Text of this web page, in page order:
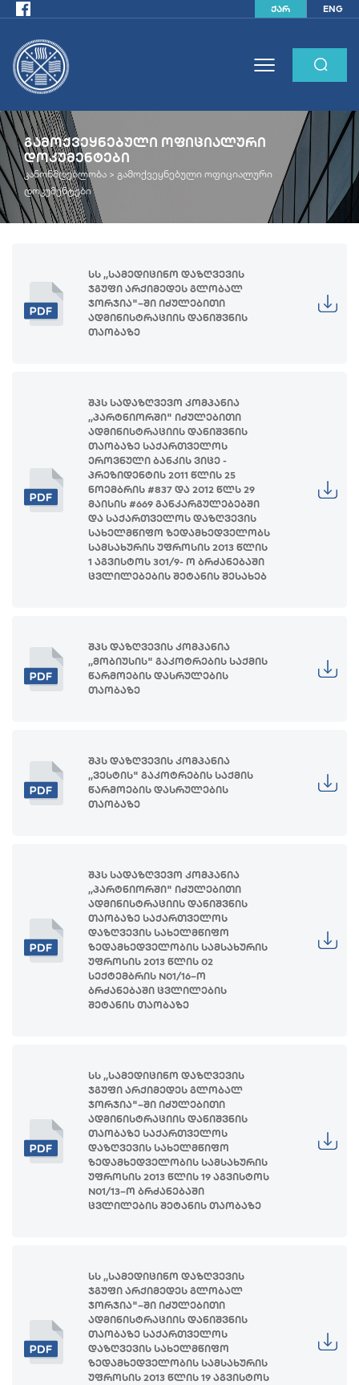
ქარ ENG
ᲒᲐᲛᲝᲥᲕᲔᲧᲜᲔᲑᲣᲚᲘ ᲝᲤᲘᲪᲘᲐᲚᲣᲠᲘ
ᲓᲝᲙᲣᲛᲔᲜᲢᲔᲑᲘ
კანონმდებლობა > გამოქვეყნებული ოფიციალური
დოკუმენტები
სს ,,სამედიცინო დაზღვევის
ჯგუფი არქიმედეს გლობალ
ჯორჯია"–ში იძულებითი
ადმინისტრაციის დანიშვნის
თაობაზე
შპს სადაზღვევო კომპანია
,,პარტნიორში" იძულებითი
ადმინისტრაციის დანიშვნის
თაობაზე საქართველოს
ეროვნული ბანკის ვიცე -
პრეზიდენტის 2011 წლის 25
ნოემბრის #837 და 2012 წლს 29
მაისის #669 განკარგულებებში
და საქართველოს დაზღვევის
სახელმწიფო ზედამხედველობს
სამსახურის უფროსის 2013 წლის
1 აგვისტოს 301/9- ო ბრძანებაში
ცვლილებების შეტანის შესახებ
შპს დაზღვევის კომპანია
,,მობიუსის" გაკოტრების საქმის
წარმოების დასრულების
თაობაზე
შპს დაზღვევის კომპანია
,,ვესტის" გაკოტრების საქმის
წარმოების დასრულების
თაობაზე
შპს სადაზღვევო კომპანია
,,პარტნიორში" იძულებითი
ადმინისტრაციის დანიშვნის
თაობაზე საქართველოს
დაზღვევის სახელმწიფო
ზედამხედველობის სამსახურის
უფროსის 2013 წლის 02
სექტემბრის N01/16–ო
ბრძანებაში ცვლილების
შეტანის თაობაზე
სს ,,სამედიცინო დაზღვევის
ჯგუფი არქიმედეს გლობალ
ჯორჯია"–ში იძულებითი
ადმინისტრაციის დანიშვნის
თაობაზე საქართველოს
დაზღვევის სახელმწიფო
ზედამხედველობის სამსახურის
უფროსის 2013 წლის 19 აგვისტოს
N01/13–ო ბრძანებაში
ცვლილების შეტანის თაობაზე
სს ,,სამედიცინო დაზღვევის
ჯგუფი არქიმედეს გლობალ
ჯორჯია"–ში იძულებითი
ადმინისტრაციის დანიშვნის
თაობაზე საქართველოს
დაზღვევის სახელმწიფო
ზედამხედველობის სამსახურის
უფროსის 2013 წლის 19 აგვისტოს